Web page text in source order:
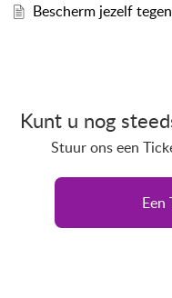
Bescherm jezelf
Kunt u nog
Stuur ons een
Een